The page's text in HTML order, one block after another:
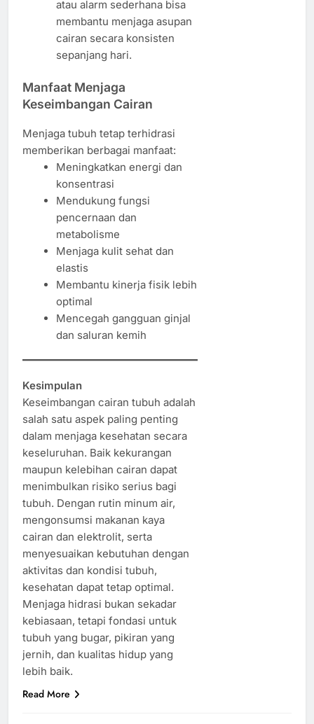
atau alarm sederhana bisa
membantu menjaga asupan
cairan secara konsisten
sepanjang hari.
Manfaat Menjaga
Keseimbangan Cairan
Menjaga tubuh tetap terhidrasi
memberikan berbagai manfaat:
Meningkatkan energi dan
konsentrasi
Mendukung fungsi
pencernaan dan
metabolisme
Menjaga kulit sehat dan
elastis
Membantu kinerja fisik lebih
optimal
Mencegah gangguan ginjal
dan saluran kemih
Kesimpulan
Keseimbangan cairan tubuh adalah
salah satu aspek paling penting
dalam menjaga kesehatan secara
keseluruhan. Baik kekurangan
maupun kelebihan cairan dapat
menimbulkan risiko serius bagi
tubuh. Dengan rutin minum air,
mengonsumsi makanan kaya
cairan dan elektrolit, serta
menyesuaikan kebutuhan dengan
aktivitas dan kondisi tubuh,
kesehatan dapat tetap optimal.
Menjaga hidrasi bukan sekadar
kebiasaan, tetapi fondasi untuk
tubuh yang bugar, pikiran yang
jernih, dan kualitas hidup yang
lebih baik.
Read More